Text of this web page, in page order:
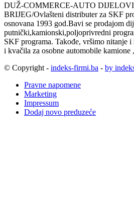
DUŽ-COMMERCE-AUTO
BRIJEG/Ovlašteni distributer za SKF
osnovana 1993 god.Bavi se prodajom
putnički,kamionski,poljoprivredni
SKF programa. Takođe, vršimo nitanje
i kvačila za osobne automobile kamione
© Copyright - indeks-firmi.ba - by
Pravne napomene
Marketing
Impressum
Dodaj novo preduzeće